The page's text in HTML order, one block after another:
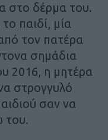
στο δέρμα του.
παιδί, μία
τον πατέρα
σημάδια
2016, η μητέρα
στρογγυλό
σαν να
του.